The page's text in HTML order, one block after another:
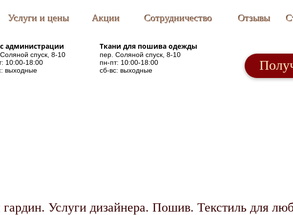
Услуги и цены Акции Сотрудничество Отзывы
администрации
спуск, 8-10
10:00-18:00
выходные
Ткани для пошива одежды
пер. Соляной спуск, 8-10
пн-пт: 10:00-18:00
сб-вс: выходные
Услуги дизайнера. Пошив. Текстиль для